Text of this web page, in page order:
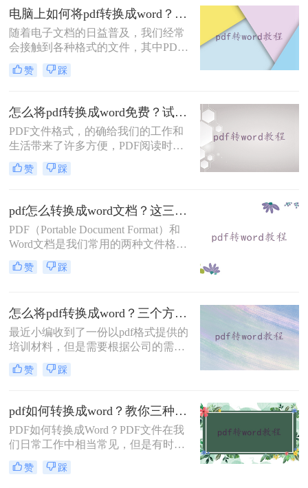
题。幸运的是，现在有一种简单而高
效的方法可以解决这个问题，那就是
将PDF文件转换为Word文件。本文将
为大家介绍pdf怎么转换成word方法，
下面一起看看吧。
电脑上如何将pdf转换成word？分享3种简单方法~
随着电子文档的日益普及，我们经常
会接触到各种格式的文件，其中PDF
和Word文档是最常见的两种格式。有
时候我们可能需要将PDF转换成
本文将介绍电脑上如何将pdf转换成
word方法，帮助你在电脑上快速将
PDF文档转换成可编辑的Word文档。
赞 踩
怎么将pdf转换成word免费？试试下面的几种方法！
PDF文件格式，的确给我们的工作和
生活带来了许多方便，PDF阅读时，
可以固定版面不跳格式，但是PDF也
并非万能的使用场景，比如PDF的内
选择PDF格式的内容需要更好的时
候，就会比较麻烦，选择PDF格式的
时候，PDF格式也不是万能的，比如
编辑内容的时候，就会比较麻烦，需
要转换成Word的格式，但是怎么将
pdf转换成word免费需要用PDF转换工
赞 踩
pdf怎么转换成word文档？这三个方法轻松实现文档格式转换！
PDF（Portable Document Format）和
Word文档是我们常用的两种文件格
式。有时我们需要将PDF文件转换成
Word文档来编辑或进行其他操作，但
word文档方法，帮助您轻松将PDF文
件转换成可编辑的Word文档。
赞 踩
怎么将pdf转换成word？三个方法轻松完成！
最近小编收到了一份以pdf格式提供的
培训材料，但是需要根据公司的需求
进行个性化调整和定制化设计，不能
完全照搬照抄。为了确保培训课程与
就需要将培训材料转换为可编辑的
word格式。小编也有一些能够PDF转
Word的软件，一键就快速解决了文件
格式转换的问题，那如果你不知道怎
么将pdf转换成word，下面小编就开始
分享！
赞 踩
pdf如何转换成word？教你三种好用的方法！
PDF如何转换成Word？PDF文件在我
们日常工作中相当常见，但是有时我
们需要将PDF文件转换为可编辑的
Word文档，以方便我们进行编辑。那
赞 踩